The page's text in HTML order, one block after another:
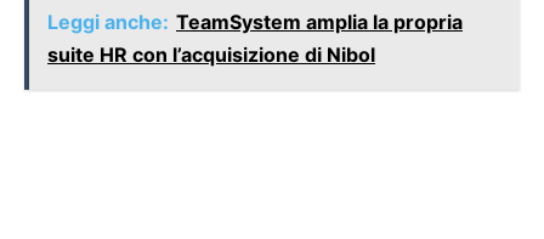
Leggi anche: TeamSystem amplia la propria
suite HR con l’acquisizione di Nibol